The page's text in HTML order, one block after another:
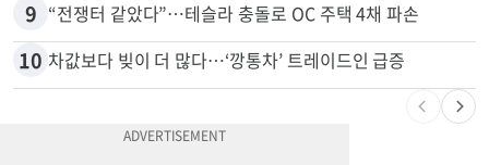
8 변호사시험 중 심정지 온 한인, 뉴욕주 제소
9 “전쟁터 같았다”…테슬라 충돌로 OC 주택 4채 파손